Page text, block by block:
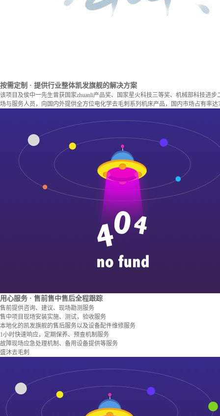
按需定制 · 提供行业整体凯发旗舰的解决方案
该项目及侯中一先生曾获国家zhuanli产品奖、国家星火科技三等奖、机械部科技进
场与服务人员，向国内外提供全方位电化学去毛刺系列机床产品，国内市场占有率达
用心服务 · 售前售中售后全程跟踪
售前提供咨询、建议、现场勘测服务
售中项目现场安装实施、测试，验收服务
本地化的凯发旗舰的售后服务以及设备配件维修服务
1小时快速响应，定期保养、预查机制服务
故障现场应急处理机制、备用设备提供等服务
盛沐去毛刺